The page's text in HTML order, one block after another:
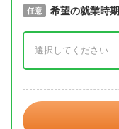
必須 取得予定年
任意 希望の就業時期